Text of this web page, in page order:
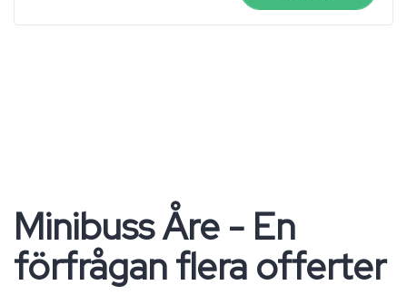
Minibuss Åre - En
förfrågan flera offerter